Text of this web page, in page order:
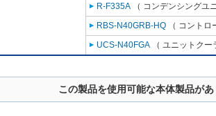
R-F335A （ コンデンシングユ
RBS-N40GRB-HQ （ コント
UCS-N40FGA （ ユニットク
この製品を使用可能な本体製品が